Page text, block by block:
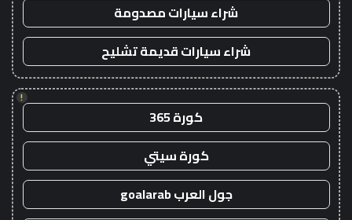
شراء سيارات مصدومة
شراء سيارات قديمة تشليح
!
كورة 365
كورة سيتي
جول العرب goalarab